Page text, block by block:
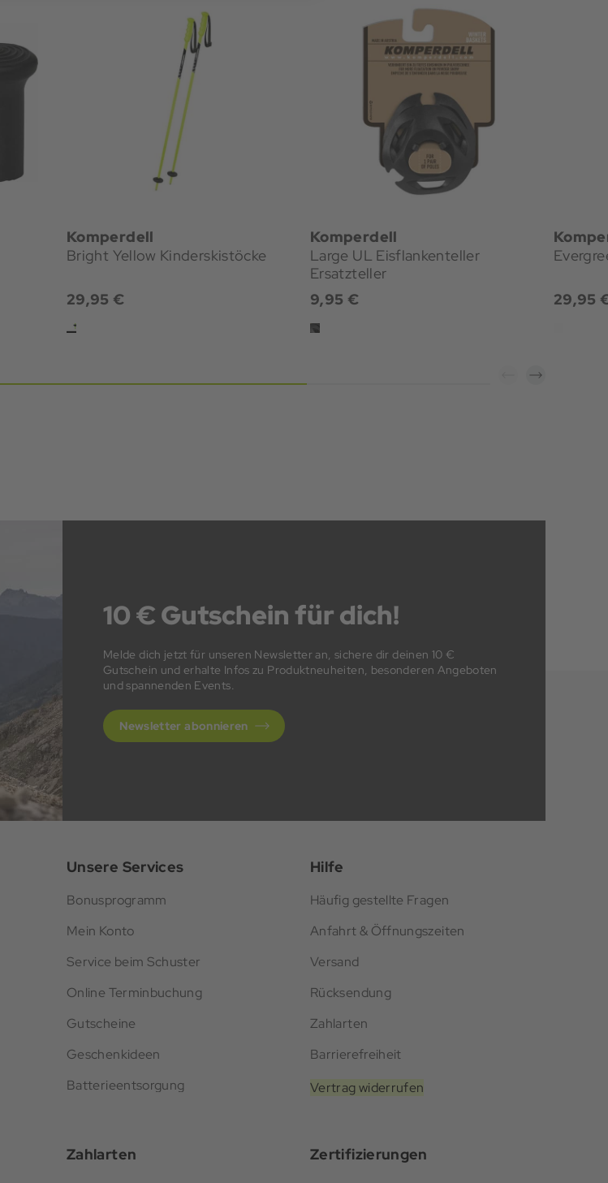
Komperdell
Bright Yellow Kinderskistöcke
29,95 €
Komperdell
Large UL Eisflankenteller
Ersatzteller
9,95 €
29,95
10 € Gutschein für dich!
Melde dich jetzt für unseren Newsletter an, sichere dir deinen 10 €
Gutschein und erhalte Infos zu Produktneuheiten, besonderen Angeboten
und spannenden Events.
Newsletter abonnieren
Unsere Services
Bonusprogramm
Mein Konto
Service beim Schuster
Online Terminbuchung
Gutscheine
Geschenkideen
Batterieentsorgung
Hilfe
Häufig gestellte Fragen
Anfahrt & Öffnungszeiten
Versand
Rücksendung
Zahlarten
Barrierefreiheit
Vertrag widerrufen
Zahlarten Zertifizierungen